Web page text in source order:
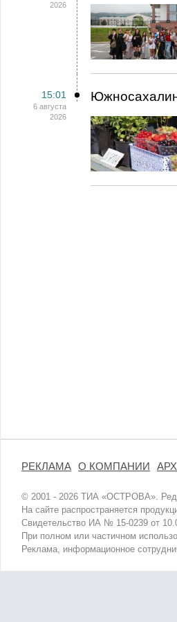
2026
15:01
6 августа
2026
РЕКЛАМА О КОМПАНИИ
© 2001 - 2026 ТИА «ОСТРОВА».
На сайте распространяется
Свидетельство ИА № 15-0239 от
При полном или частичном
Реклама, информационное